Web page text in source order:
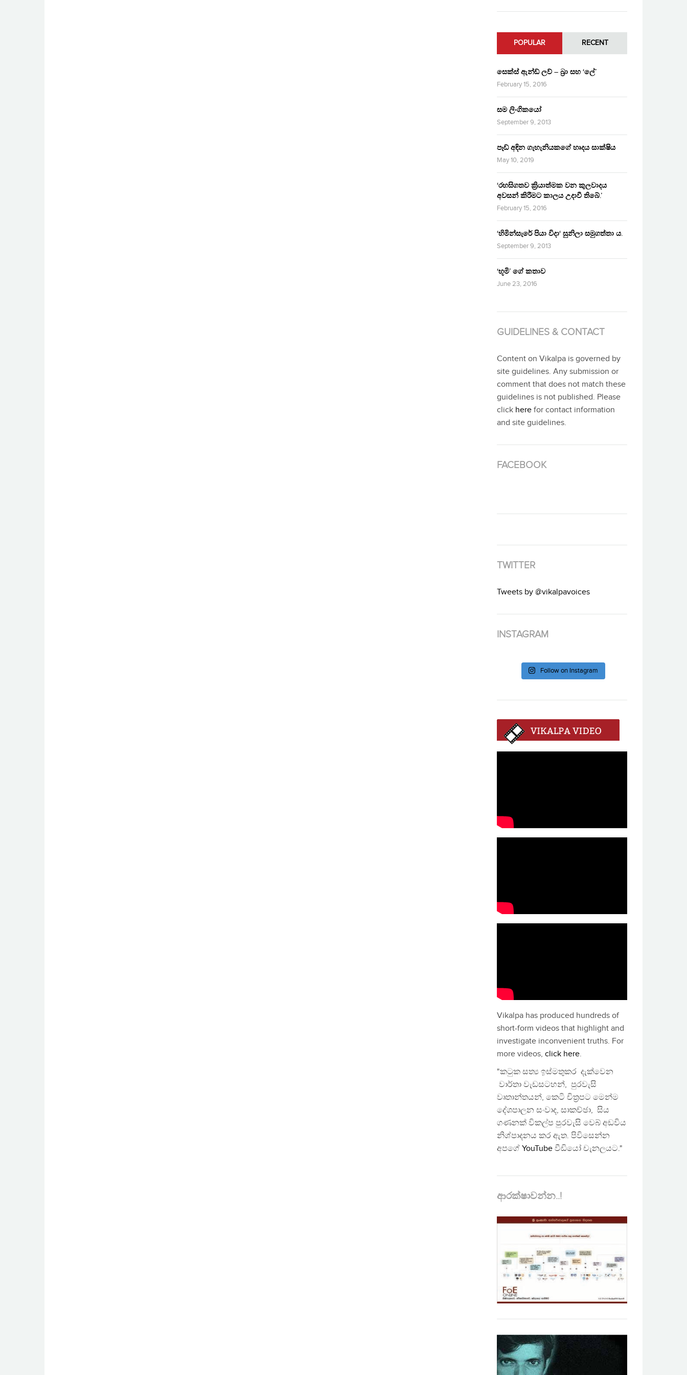
POPULAR RECENT
සෙක්ස් ඇන්ඩ් ලව් – බ්‍රා සහ ‘ලේ’
February 15, 2016
සම ලිංගිකයෝ
September 9, 2013
පෑඩ් අඳින ගැහැනියකගේ හෘදය සාක්ෂිය
May 10, 2019
‘රහසිගතව ක්‍රියාත්මක වන කුලවාදය
අවසන් කිරීමට කාලය උදාවී තිබේ.’
February 15, 2016
‘හිමින්සැරේ පියා විදා‘ සුනිලා සමුගත්තා ය.
September 9, 2013
‘භූමි’ ගේ කතාව
June 23, 2016
GUIDELINES & CONTACT
Content on Vikalpa is governed by
site guidelines. Any submission or
comment that does not match these
guidelines is not published. Please
click here for contact information
and site guidelines.
FACEBOOK
TWITTER
Tweets by @vikalpavoices
INSTAGRAM
Follow on Instagram
Vikalpa has produced hundreds of
short-form videos that highlight and
investigate inconvenient truths. For
more videos, click here.
"කටුක සත්‍ය ඉස්මතුකර දැක්වෙන
වාර්තා වැඩසටහන්, පුරවැසි
වෘතාන්තයන්, කෙටි චිත්‍රපට මෙන්ම
දේශපාලන සංවාද, සාකච්ඡා, සිය
ගණනක් විකල්ප පුරවැසි වෙබ් අඩවිය
නිශ්පාදනය කර ඇත. පිවිසෙන්න
අපගේ YouTube වීඩියෝ චැනලයට."
ආරක්ෂාවන්න..!